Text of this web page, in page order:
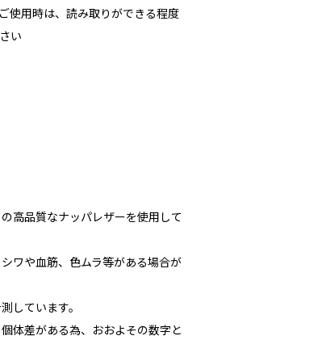
使用時は、読み取りができる程度
い
高品質なナッパレザーを使用して
ワや血筋、色ムラ等がある場合が
しています。
体差がある為、おおよその数字と